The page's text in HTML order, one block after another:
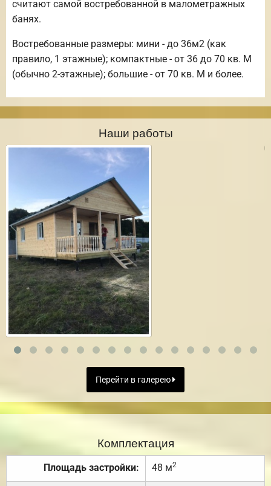
считают самой востребованной в малометражных
банях.
Востребованные размеры: мини - до 36м2 (как
правило, 1 этажные); компактные - от 36 до 70 кв. М
(обычно 2-этажные); большие - от 70 кв. М и более.
Наши работы
Перейти в галерею
Комплектация
Площадь застройки: 48 м2